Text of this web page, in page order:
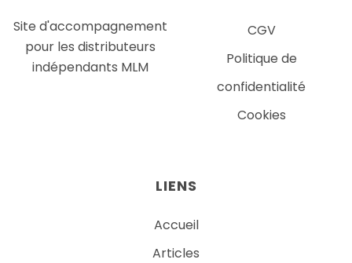
Site d'accompagnement
pour les distributeurs
indépendants MLM
CGV
Politique de
confidentialité
Cookies
LIENS
Accueil
Articles